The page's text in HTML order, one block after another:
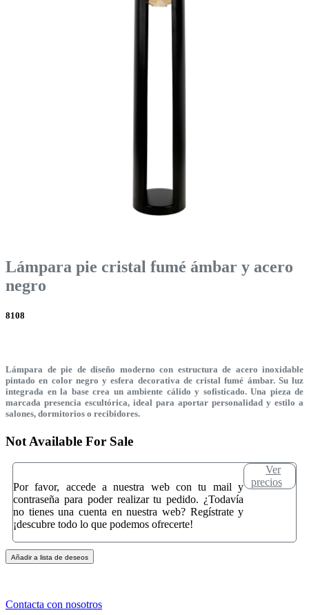
Lámpara pie cristal fumé ámbar y acero
negro
8108
Lámpara de pie de diseño moderno con estructura de acero inoxidable
pintado en color negro y esfera decorativa de cristal fumé ámbar. Su luz
integrada en la base crea un ambiente cálido y sofisticado. Una pieza de
marcada presencia escultórica, ideal para aportar personalidad y estilo a
salones, dormitorios o recibidores.
Not Available For Sale
Por favor, accede a nuestra web con tu mail y
contraseña para poder realizar tu pedido. ¿Todavía
no tienes una cuenta en nuestra web? Regístrate y
¡descubre todo lo que podemos ofrecerte!
Ver
precios
Añadir a lista de deseos
Contacta con nosotros